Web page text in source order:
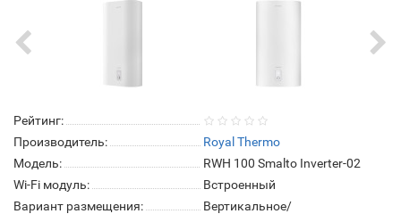
Рейтинг:
Производитель:
Royal Thermo
Модель:
RWH 100 Smalto Inverter-02
Wi-Fi модуль:
Встроенный
Вариант размещения:
Вертикальное/